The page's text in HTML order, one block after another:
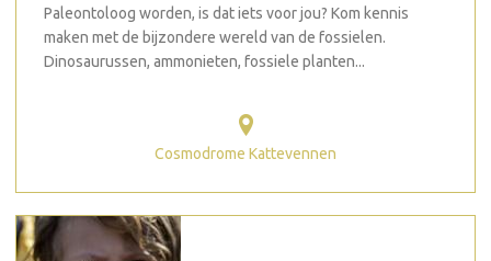
Paleontoloog worden, is dat iets voor jou? Kom kennis
maken met de bijzondere wereld van de fossielen.
Dinosaurussen, ammonieten, fossiele planten...
Cosmodrome Kattevennen